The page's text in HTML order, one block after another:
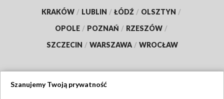
KRAKÓW / LUBLIN / ŁÓDŹ / OLSZTYN /
OPOLE / POZNAŃ / RZESZÓW /
SZCZECIN / WARSZAWA / WROCŁAW
Szanujemy Twoją prywatność